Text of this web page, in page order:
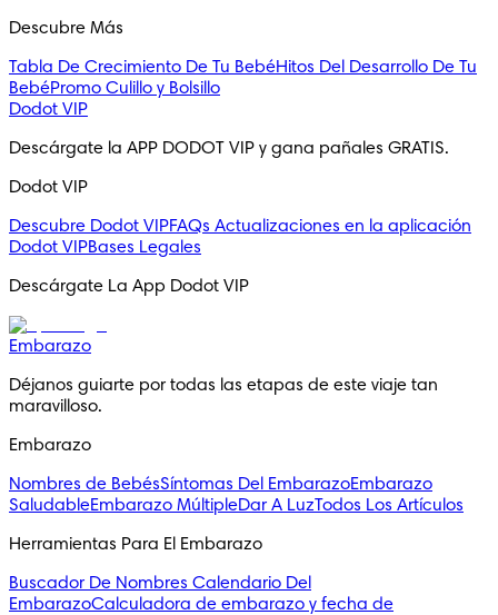
Descubre Más
Tabla De Crecimiento De Tu BebéHitos Del Desarrollo De Tu
BebéPromo Culillo y Bolsillo
Dodot VIP
Descárgate la APP DODOT VIP y gana pañales GRATIS.
Dodot VIP
Descubre Dodot VIPFAQs Actualizaciones en la aplicación
Dodot VIPBases Legales
Descárgate La App Dodot VIP
Embarazo
Déjanos guiarte por todas las etapas de este viaje tan
maravilloso.
Embarazo
Nombres de BebésSíntomas Del EmbarazoEmbarazo
SaludableEmbarazo MúltipleDar A LuzTodos Los Artículos
Herramientas Para El Embarazo
Buscador De Nombres Calendario Del
EmbarazoCalculadora de embarazo y fecha de